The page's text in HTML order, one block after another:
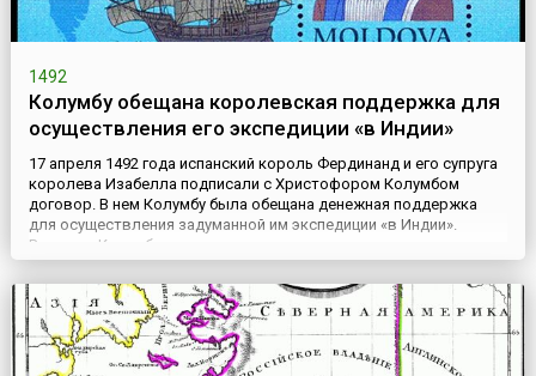
1492
Колумбу обещана королевская поддержка для
осуществления его экспедиции «в Индии»
17 апреля 1492 года испанский король Фердинанд и его супруга
королева Изабелла подписали с Христофором Колумбом
договор. В нем Колумбу была обещана денежная поддержка
для осуществления задуманной им экспедиции «в Индии».
Впервые Колумб со своими планами ознакомил королеву еще в
1485 году. Но в тот период все мысли Изабеллы были заняты
войной с маврами. Лишь через пять лет Колумб возобновил...